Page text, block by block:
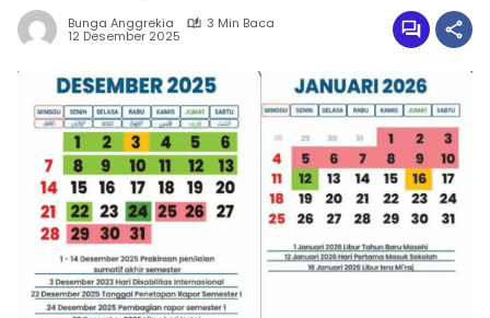
Bunga Anggrekia 3 Min Baca
12 Desember 2025